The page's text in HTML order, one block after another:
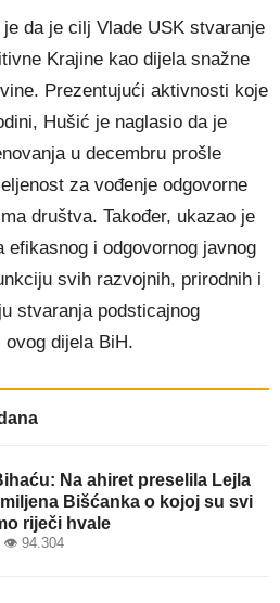
da je cilj Vlade USK stvaranje
Krajine kao dijela snažne
Prezentujući aktivnosti koje
Hušić je naglasio da je
u decembru prošle
za vođenje odgovorne
društva. Također, ukazao je
efikasnog i odgovornog javnog
svih razvojnih, prirodnih i
stvaranja podsticajnog
dijela BiH.
Na ahiret preselila Lejla
Bišćanka o kojoj su svi
riječi hvale
94.304